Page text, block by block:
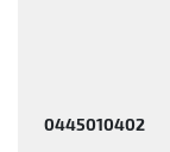
0445010402